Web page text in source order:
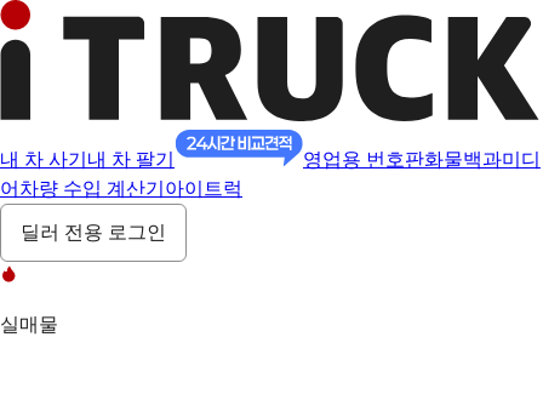
내 차 사기 내 차 팔기 영업용 번호판화물백과미디
어 차량 수입 계산기 아이트럭
딜러 전용 로그인
실매물